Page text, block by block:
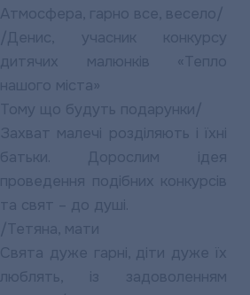
Атмосфера, гарно все, весело/
/Денис, учасник конкурсу
дитячих малюнків «Тепло
нашого міста»
Тому що будуть подарунки/
Захват малечі розділяють і їхні
батьки. Дорослим ідея
проведення подібних конкурсів
та свят – до душі.
/Тетяна, мати
Свята дуже гарні, діти дуже їх
люблять, із задоволенням